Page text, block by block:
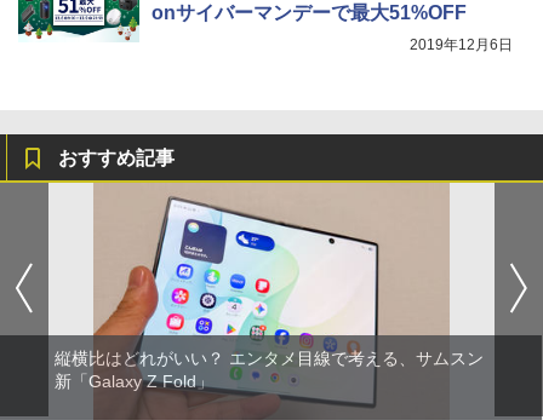
onサイバーマンデーで最大51%OFF
2019年12月6日
おすすめ記事
縦横比はどれがいい？ エンタメ目線で考える、サムスン
新「Galaxy Z Fold」